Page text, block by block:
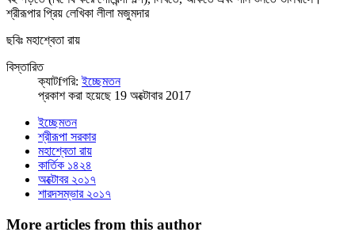
শ্রীরূপার প্রিয় লেখিকা লীলা মজুমদার
ছবিঃ মহাশ্বেতা রায়
বিস্তারিত
ক্যাটfগরি:ইচ্ছেমতন
প্রকাশ করা হয়েছে 19 অক্টোবার 2017
ইচ্ছেমতন
শ্রীরূপা সরকার
মহাশ্বেতা রায়
কার্তিক ১৪২৪
অক্টোবর ২০১৭
শারদসম্ভার ২০১৭
More articles from this author